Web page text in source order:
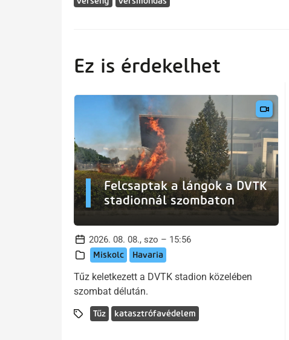
Ez is érdekelhet
Felcsaptak a lángok a DVTK
stadionnál szombaton
2026. 08. 08., szo – 15:56
Miskolc Havaria
Tűz keletkezett a DVTK stadion közelében
szombat délután.
Tűz katasztrófavédelem